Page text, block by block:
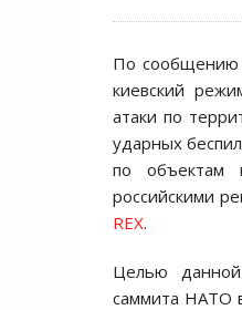
По сообщению
киевский
атаки по
ударных
по объектам
российскими
REX.
Целью данной
саммита НАТО